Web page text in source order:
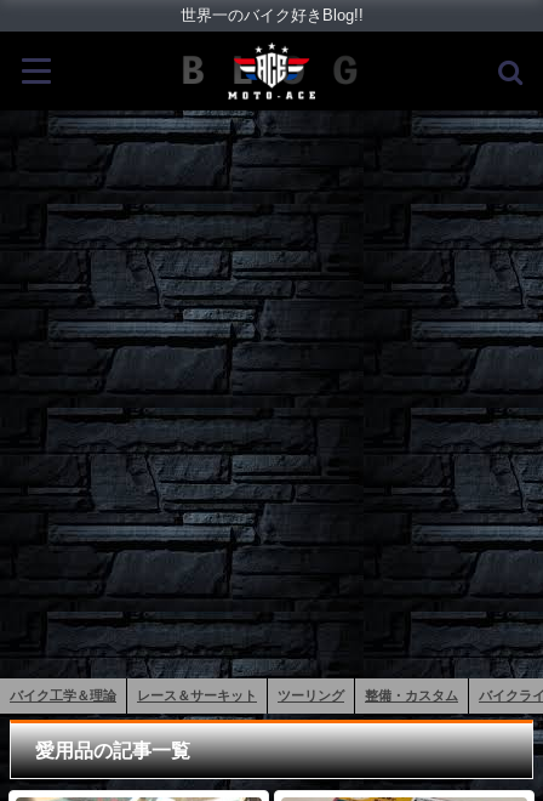
世界一のバイク好きBlog!!
バイク工学＆理論 レース＆サーキット ツーリング 整備・カスタム バイクラ
愛用品の記事一覧